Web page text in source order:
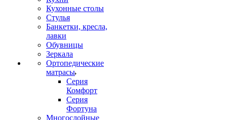
Кухонные столы
Стулья
Банкетки, кресла,
лавки
Обувницы
Зеркала
Ортопедические
матрасы
Серия
Комфорт
Серия
Фортуна
Многослойные